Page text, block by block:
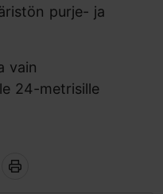
purje- ja
vain
24-metrisille